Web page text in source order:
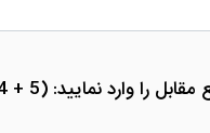
را وارد نمایید: (5 + 4)